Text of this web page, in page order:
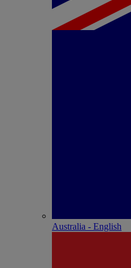
Australia - English